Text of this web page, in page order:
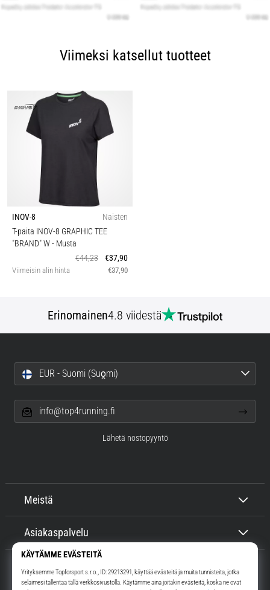
Viimeksi katsellut tuotteet
INOV-8
Naisten
T-paita INOV-8 GRAPHIC TEE
"BRAND" W- Musta
€44,23
€37,90
Viimeisin alin hinta €37,90
Erinomainen4.8 viidestä
Meistä
Asiakaspalvelu
EUR - Suomi (Suo̯mi)
info@top4running.fi
Lähetä nostopyyntö